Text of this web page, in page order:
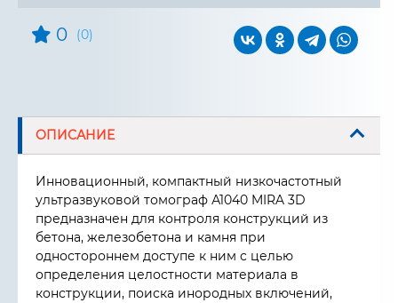
0 (0)
ОПИСАНИЕ
Инновационный, компактный низкочастотный
ультразвуковой томограф А1040 MIRA 3D
предназначен для контроля конструкций из
бетона, железобетона и камня при
одностороннем доступе к ним с целью
определения целостности материала в
конструкции, поиска инородных включений,